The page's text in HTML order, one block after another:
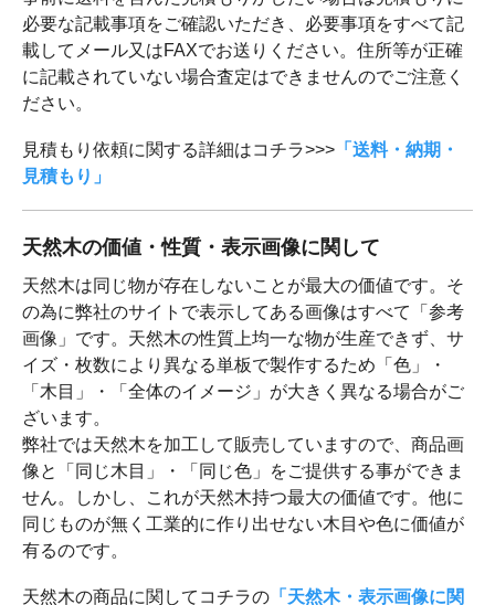
必要な記載事項をご確認いただき、必要事項をすべて記
載してメール又はFAXでお送りください。住所等が正確
に記載されていない場合査定はできませんのでご注意く
ださい。
見積もり依頼に関する詳細はコチラ>>> 「送料・納期・
見積もり」
天然木の価値・性質・表示画像に関して
天然木は同じ物が存在しないことが最大の価値です。そ
の為に弊社のサイトで表示してある画像はすべて「参考
画像」です。天然木の性質上均一な物が生産できず、サ
イズ・枚数により異なる単板で製作するため「色」・
「木目」・「全体のイメージ」が大きく異なる場合がご
ざいます。
弊社では天然木を加工して販売していますので、商品画
像と「同じ木目」・「同じ色」をご提供する事ができま
せん。しかし、これが天然木持つ最大の価値です。他に
同じものが無く工業的に作り出せない木目や色に価値が
有るのです。
天然木の商品に関してコチラの 「天然木・表示画像に関